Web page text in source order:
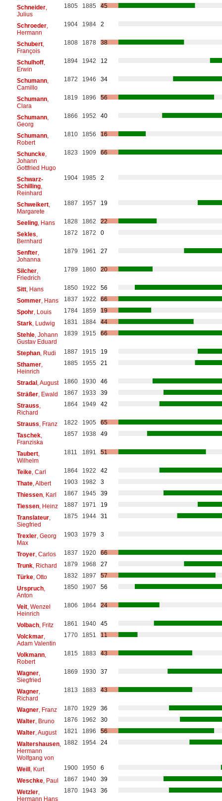
Schneider,
Julius
1805 1885 45
Schroeder,
Hermann
1904 1984 2
Schubert,
François
1808 1878 38
Schulhoff,
Erwin
1894 1942 12
Schumann,
Camillo
1872 1946 34
Schumann,
Clara
1819 1896 56
Schumann,
Georg
1866 1952 40
Schumann,
Robert
1810 1856 16
Schuncke,
Johann
Gottfried Hugo
1823 1909 66
Schwarz-
Schilling,
Reinhard
1904 1985 2
Schweikert,
Margarete
1887 1957 19
Seeling, Hans 1828 1862
22
Sekles
Bernhard
1872 1872 0
Senfter,
Johanna
1879 1961 27
Silcher,
Friedrich
1789 1860 20
Sitt, Hans 1850 1922
56
Sommer, Hans 1837 1922
66
Spohr, Louis 1784 1859
19
Stark, Ludwig 1831 1884
44
Stehle, Johann
Gustav Eduard
1839 1915 66
Stephan, Rudi 1887 1915
19
Sthamer,
Heinrich
1885 1955 21
Stradal, August 1860 1930
46
Sträßer, Ewald 1867 1933
39
Strauss
Richard
1864 1949 42
Strauss , Franz 1822 1905
65
Taschek,
Franziska
1857 1938 49
Taubert,
Wilhelm
1811 1891 51
Teike, Carl 1864 1922
42
Thate, Albert 1903 1982
3
Thiessen, Karl 1867 1945
39
Tiessen, Heinz 1887 1971
19
Translateur,
Siegfried
1875 1944 31
Trexler, Georg
Max
1903 1979 3
Troyer, Carlos 1837 1920
66
Trunk, Richard 1879 1968
27
Türke, Otto 1832 1897
57
Urspruch,
Anton
1850 1907 56
Veit, Wenzel
Heinrich
1806 1864 24
Volbach, Fritz 1861 1940
45
Volckmar,
Adam Valentin
1770 1851 11
Volkmann,
Robert
1815 1883 43
Wagner,
Siegfried
1869 1930 37
Wagner,
Richard
1813 1883 43
Wagner, Franz 1870 1929
36
Walter, Bruno 1876 1962
30
Walter, August 1821 1896
56
Waltershausen,
Hermann
Wolfgang von
1882 1954 24
Weill, Kurt 1900 1950
6
Weschke, Paul 1867 1940
39
Wetzler,
Hermann Hans
1870 1943 36